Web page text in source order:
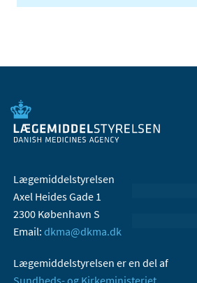
Lægemiddelstyrelsen
Axel Heides Gade 1
2300 København S
Email: dkma@dkma.dk
Lægemiddelstyrelsen er en del af